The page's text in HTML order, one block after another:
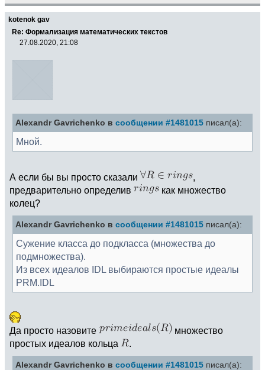
kotenok gav
Re: Формализация математических текстов
27.08.2020, 21:08
Alexandr Gavrichenko в сообщении #1481015 писал(а):
Мной.
А если бы вы просто сказали
предварительно определив
как множество
колец?
Alexandr Gavrichenko в сообщении #1481015 писал(а):
Сужение класса до подкласса (множества до
подмножества).
Из всех идеалов IDL выбираются простые идеалы
PRM.IDL
Да просто назовите
множество
простых идеалов кольца
Alexandr Gavrichenko в сообщении #1481015 писал(а):